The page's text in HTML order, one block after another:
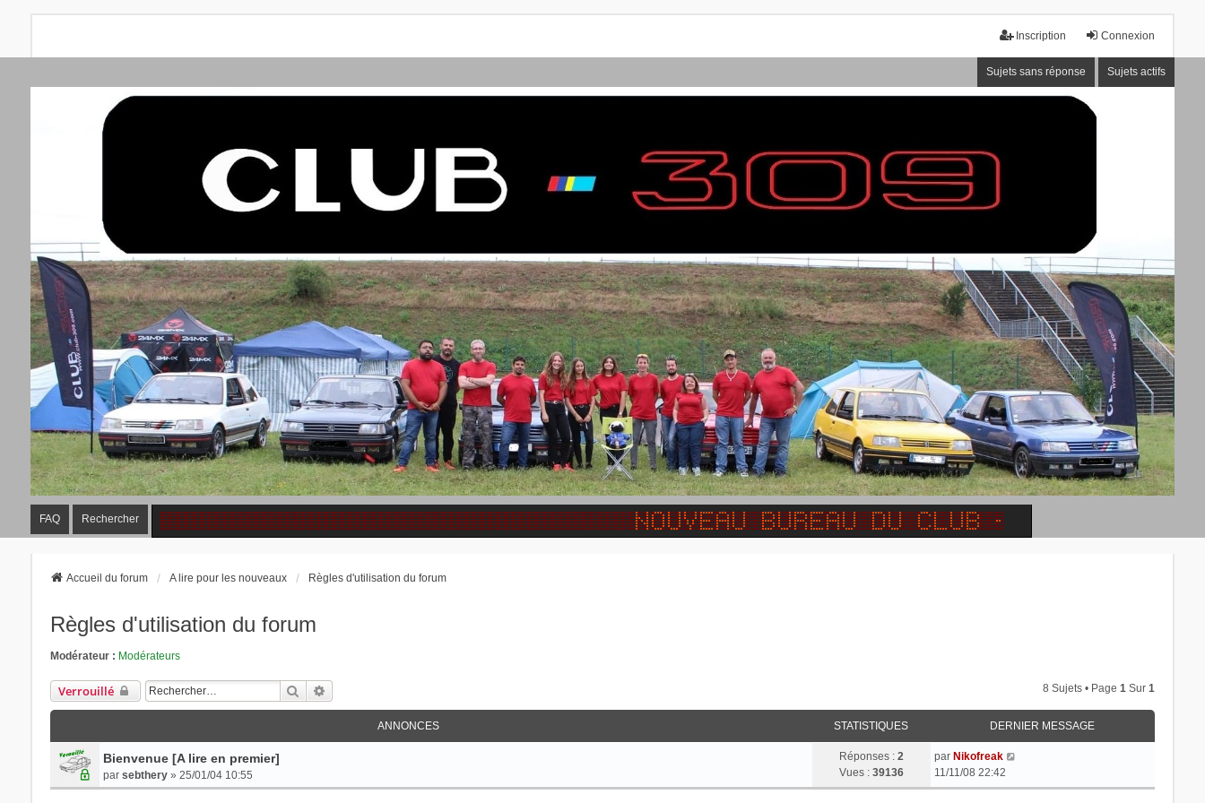
Connexion
Inscription
Sujets sans réponse Sujets actifs
FAQ Rechercher
Accueil du forum A lire pour les nouveaux Règles d'utilisation du forum
Règles d'utilisation du forum
Modérateur : Modérateurs
Verrouillé Rechercher 8 Sujets • Page1 Sur1
ANNONCES STATISTIQUES DERNIER MESSAGE
Bienvenue [A lire en premier]
par sebthery» 25/01/04 10:55
Réponses : 2
Vues : 39136
par Nikofreak
11/11/08 22:42